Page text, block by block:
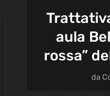
aula
rossa”
da